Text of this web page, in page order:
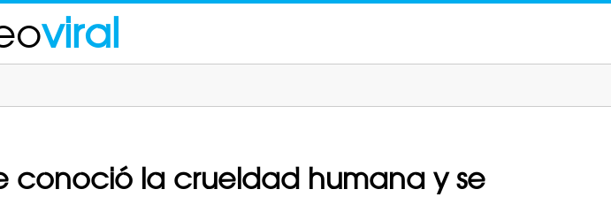
viral
conoció la crueldad humana y se